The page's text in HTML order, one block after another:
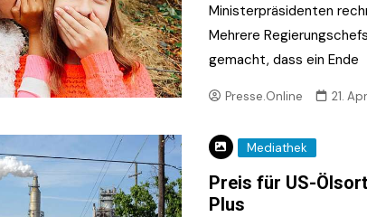
Ministerpräsidenten
Mehrere
gemacht, dass ein Ende
Presse.Online 21.
Mediathek
Preis für US-
Plus